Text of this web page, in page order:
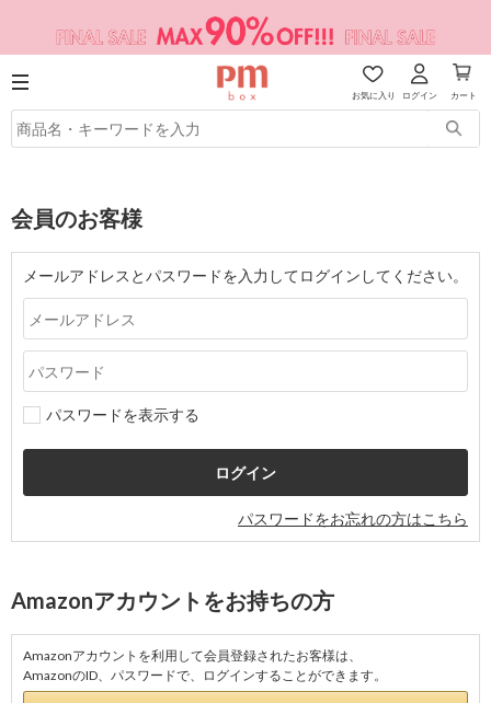
お気に入り ログイン カート
会員のお客様
メールアドレスとパスワードを入力してログインしてください。
パスワードを表示する
パスワードをお忘れの方はこちら
Amazonアカウントをお持ちの方
Amazonアカウントを利用して会員登録されたお客様は、
AmazonのID、パスワードで、ログインすることができます。